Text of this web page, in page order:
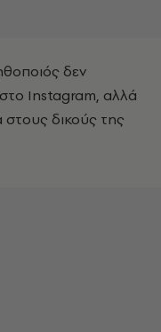
δεν
στο Instagram, αλλά
στους δικούς της